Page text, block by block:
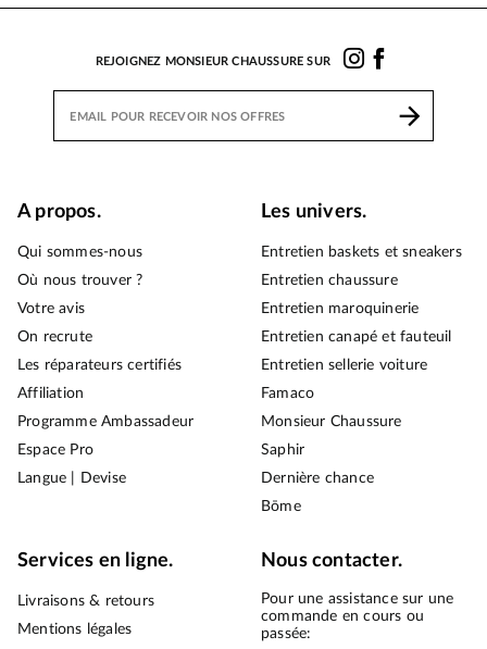
REJOIGNEZ MONSIEUR CHAUSSURE SUR
A propos.
Qui sommes-nous
Où nous trouver ?
Votre avis
On recrute
Les réparateurs certifiés
Affiliation
Programme Ambassadeur
Espace Pro
Langue | Devise
Les univers.
Entretien baskets et sneakers
Entretien chaussure
Entretien maroquinerie
Entretien canapé et fauteuil
Entretien sellerie voiture
Famaco
Monsieur Chaussure
Saphir
Dernière chance
Bōme
Services en ligne.
Livraisons & retours
Mentions légales
Nous contacter.
Pour une assistance sur une
commande en cours ou
passée: